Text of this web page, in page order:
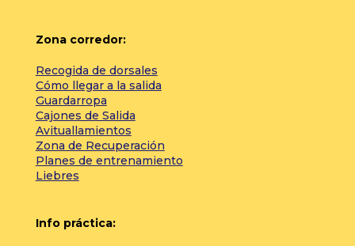
Zona corredor:
Recogida de dorsales
Cómo llegar a la salida
Guardarropa
Cajones de Salida
Avituallamientos
Zona de Recuperación
Planes de entrenamiento
Liebres
Info práctica: